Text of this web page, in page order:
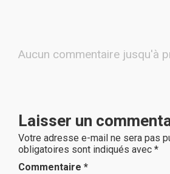
Aucun commentaire jusqu'à
Laisser un
Votre adresse e-mail ne sera pas
obligatoires sont indiqués avec *
Commentaire *